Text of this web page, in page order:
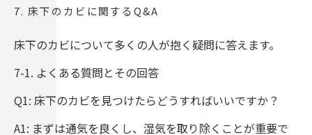
7. 床下のカビに関するQ&A
床下のカビについて多くの人が抱く疑問に答えます。
7-1. よくある質問とその回答
Q1: 床下のカビを見つけたらどうすればいいですか？
A1: まずは通気を良くし、湿気を取り除くことが重要で